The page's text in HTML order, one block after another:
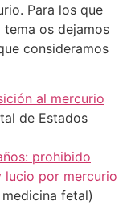
Para los que
os dejamos
consideramos
al mercurio
de Estados
prohibido
lucio por mercurio
fetal)